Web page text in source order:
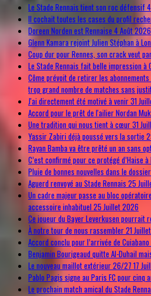
Le Stade Rennais tient son roc défensif
Il cochait toutes les cases du profil
Doreen Norden est Rennaise 4 Août 2026
Glenn Kamara rejoint Julien Stéphan à
Coup dur pour Rennes, son crack veut
Le Stade Rennais fait belle impression à
Côme prévoit de retirer les
trop grand nombre de matches sans
J'ai directement été motivé à venir31
Accord pour le prêt de l'ailier Nordan
Une tradition qui nous tient à cœur31
Yassir Zabiri déjà poussé vers la sortie
Rayan Bamba va être prêté un an sans
C’est confirmé pour ce protégé d’Haise à
Pluie de bonnes nouvelles dans le
Aguerd renvoyé au Stade Rennais 25
Un cadre majeur passe au bloc
accessoire inhabituel25 Juillet 2026
Ce joueur du Bayer Leverkusen pourrait
À notre tour de nous rassembler21
Accord conclu pour l’arrivée de
Benjamin Bourigeaud quitte Al-Duhail
Le nouveau maillot extérieur 26/27 17
Pablo Pagis signe au Paris FC pour cinq
Le prochain match amical du Stade